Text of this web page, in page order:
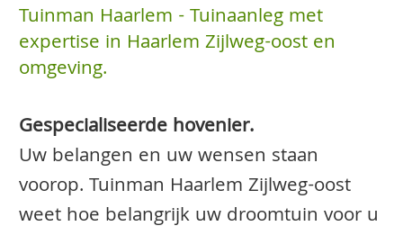
Tuinman Haarlem - Tuinaanleg met
expertise in Haarlem Zijlweg-oost en
omgeving.
Gespecialiseerde hovenier.
Uw belangen en uw wensen staan
voorop. Tuinman Haarlem Zijlweg-oost
weet hoe belangrijk uw droomtuin voor u